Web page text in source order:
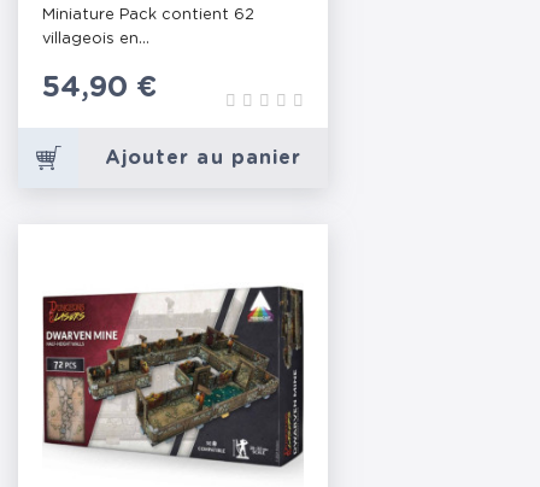
Miniature Pack contient 62
villageois en...
Prix
54,90 €
Ajouter au panier